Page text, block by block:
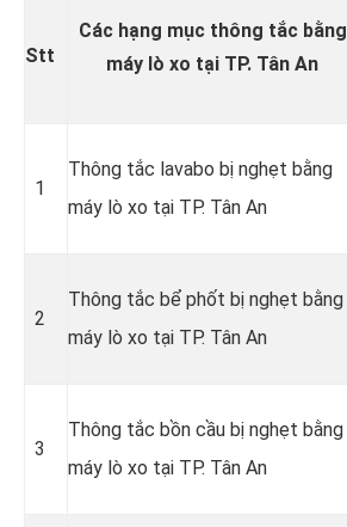
Stt
Các hạng mục thông tắc bằng
máy lò xo tại TP. Tân An
1
Thông tắc lavabo bị nghẹt bằng
máy lò xo tại TP. Tân An
2
Thông tắc bể phốt bị nghẹt bằng
máy lò xo tại TP. Tân An
3
Thông tắc bồn cầu bị nghẹt bằng
máy lò xo tại TP. Tân An